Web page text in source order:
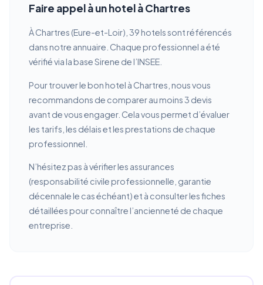
Faire appel à un hotel à Chartres
À Chartres (Eure-et-Loir), 39 hotels sont référencés
dans notre annuaire. Chaque professionnel a été
vérifié via la base Sirene de l’INSEE.
Pour trouver le bon hotel à Chartres, nous vous
recommandons de comparer au moins 3 devis
avant de vous engager. Cela vous permet d’évaluer
les tarifs, les délais et les prestations de chaque
professionnel.
N’hésitez pas à vérifier les assurances
(responsabilité civile professionnelle, garantie
décennale le cas échéant) et à consulter les fiches
détaillées pour connaître l’ancienneté de chaque
entreprise.